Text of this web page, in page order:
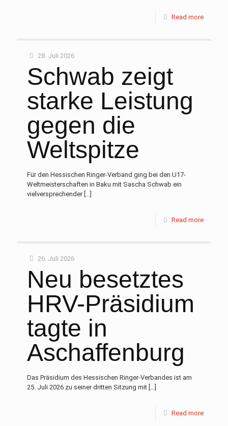
Read more
28. Juli 2026
Schwab zeigt
starke Leistung
gegen die
Weltspitze
Für den Hessischen Ringer-Verband ging bei den U17-
Weltmeisterschaften in Baku mit Sascha Schwab ein
vielversprechender[…]
Read more
26. Juli 2026
Neu besetztes
HRV-Präsidium
tagte in
Aschaffenburg
Das Präsidium des Hessischen Ringer-Verbandes ist am
25. Juli 2026 zu seiner dritten Sitzung mit […]
Read more